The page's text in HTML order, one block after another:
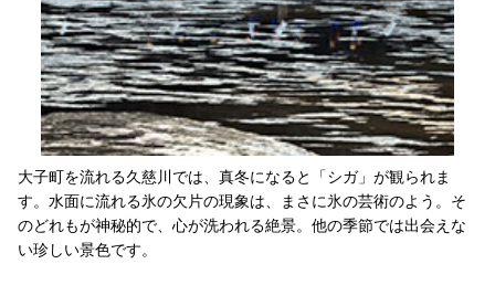
大子町を流れる久慈川では、真冬になると「シガ」が観られま
す。水面に流れる氷の欠片の現象は、まさに氷の芸術のよう。そ
のどれもが神秘的で、心が洗われる絶景。他の季節では出会えな
い珍しい景色です。